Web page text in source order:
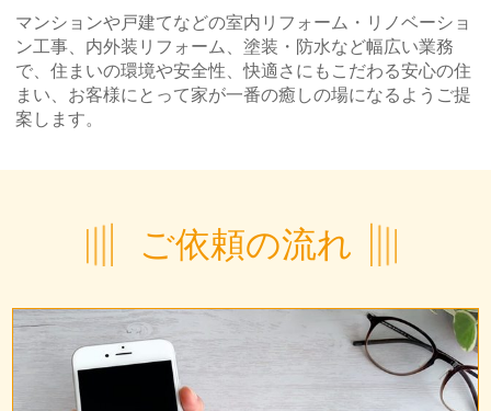
マンションや戸建てなどの室内リフォーム・リノベーショ
ン工事、内外装リフォーム、塗装・防水など幅広い業務
で、住まいの環境や安全性、快適さにもこだわる安心の住
まい、お客様にとって家が一番の癒しの場になるようご提
案します。
ご依頼の流れ